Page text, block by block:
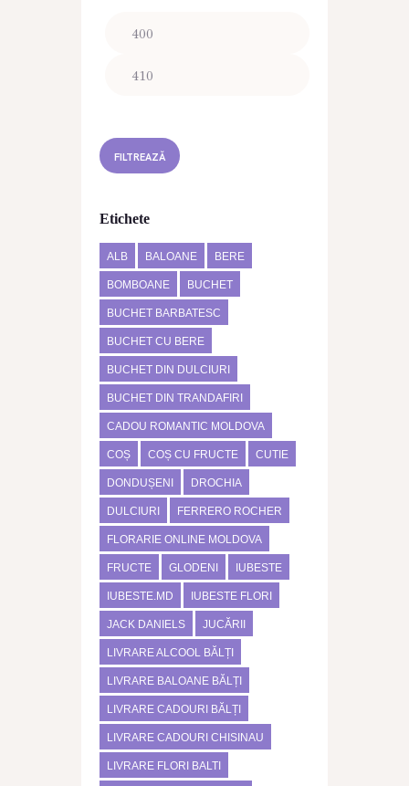
minim
FILTREAZĂ
Etichete
ALB BALOANE BERE
BOMBOANE BUCHET
BUCHET BARBATESC
BUCHET CU BERE
BUCHET DIN DULCIURI
BUCHET DIN TRANDAFIRI
CADOU ROMANTIC MOLDOVA
COȘ COȘ CU FRUCTE CUTIE
DONDUȘENI DROCHIA
DULCIURI FERRERO ROCHER
FLORARIE ONLINE MOLDOVA
FRUCTE GLODENI IUBESTE
IUBESTE.MD IUBESTE FLORI
JACK DANIELS JUCĂRII
LIVRARE ALCOOL BĂLȚI
LIVRARE BALOANE BĂLȚI
LIVRARE CADOURI BĂLȚI
LIVRARE CADOURI CHISINAU
LIVRARE FLORI BALTI